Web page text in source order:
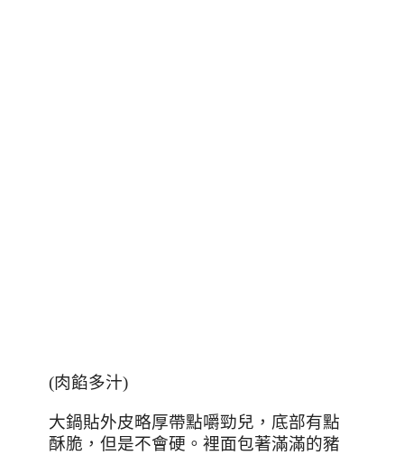
(肉餡多汁)
大鍋貼外皮略厚帶點嚼勁兒，底部有點
酥脆，但是不會硬。裡面包著滿滿的豬